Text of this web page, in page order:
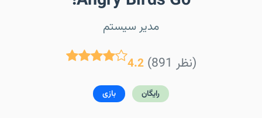
مدیر سیستم
4.2 (891 نظر)
رایگان بازی